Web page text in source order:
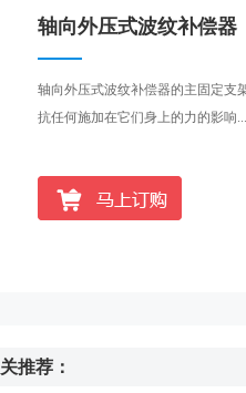
轴向外压式波纹补偿器
轴向外压式波纹补偿器的主固定
抗任何施加在它们身上的力的影响...
推荐：